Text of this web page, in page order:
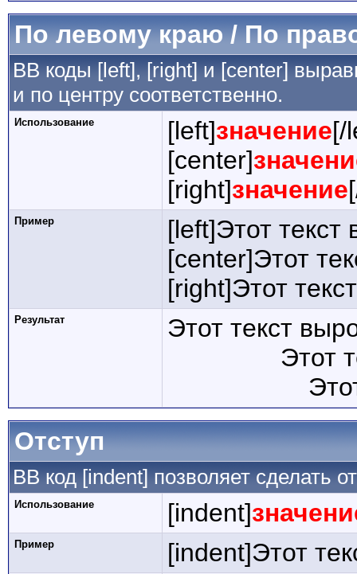
По левому краю / По
BB коды [left], [right] и [center]
и по центру соответственно.
Использование [left]значение[/
[center]
[right]значение
Пример
[left]Этот
[center]Этот
[right]Этот
Результат
Этот текст
Этот
Отступ
BB код [indent] позволяет сделать
Использование [indent]
Пример [indent]Этот